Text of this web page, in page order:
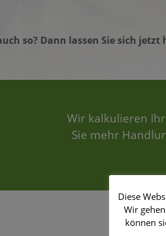
so? Dann lassen Sie sich jetzt
Wir kalkulieren
Sie mehr
Diese
Wir
können